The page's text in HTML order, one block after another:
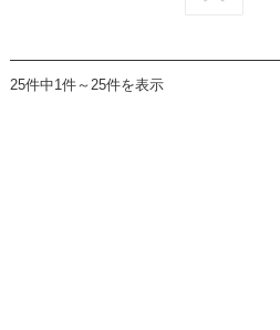
25件中1件～25件を表示